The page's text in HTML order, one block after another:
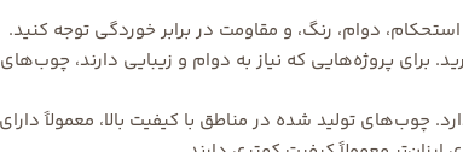
دوام، رنگ، و مقاومت در برابر خوردگی توجه کنید.
برای پروژه‌هایی که نیاز به دوام و زیبایی دارند،
چوب‌های تولید شده در مناطق با کیفیت بالا، معمولاً